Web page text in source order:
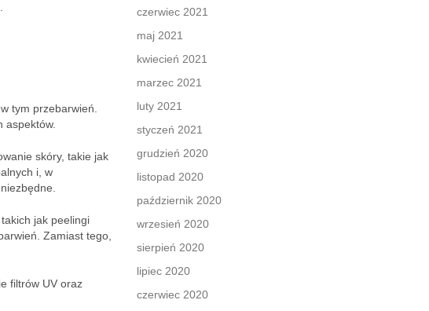
tym przebarwień.
aspektów.
skóry, takie jak
i, w
jak peelingi
Zamiast tego,
filtrów UV oraz
czerwiec 2021
maj 2021
kwiecień 2021
marzec 2021
luty 2021
styczeń 2021
grudzień 2020
listopad 2020
październik 2020
wrzesień 2020
sierpień 2020
lipiec 2020
czerwiec 2020